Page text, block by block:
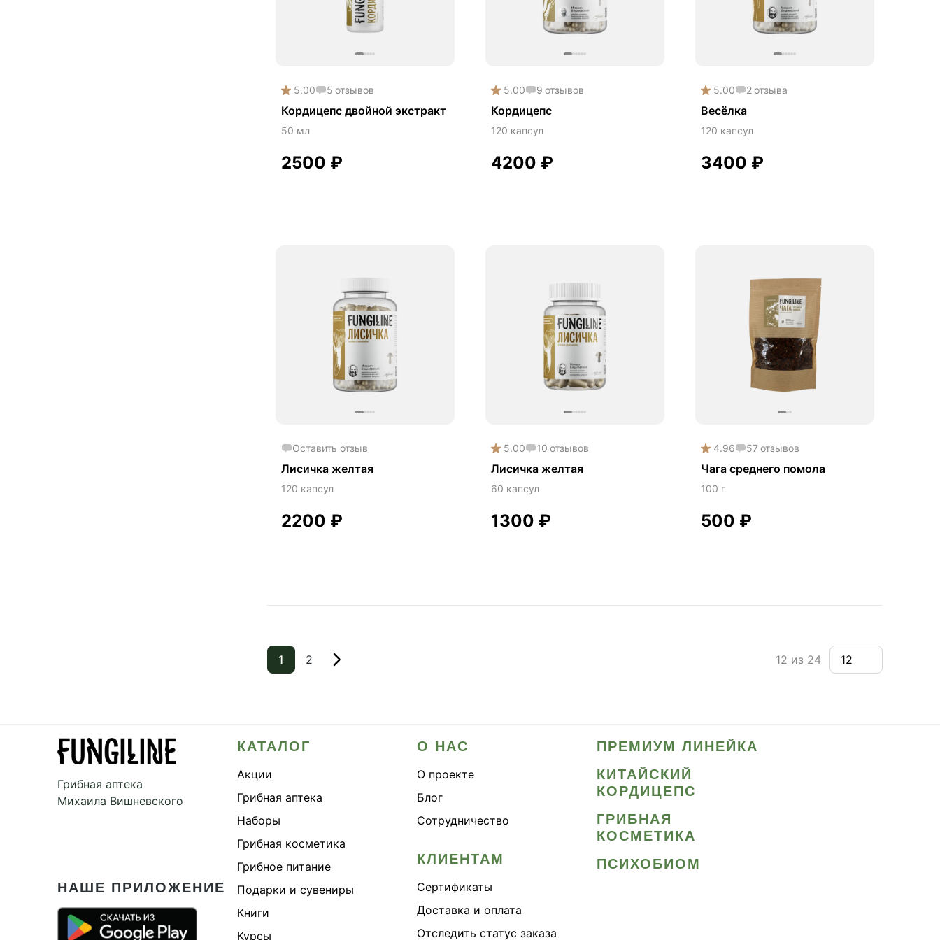
Энергия и выносливость
5.00 5 отзывов
Кордицепс двойной экстракт
50 мл
2500 ₽
5.00 9 отзывов
Кордицепс
120 капсул
4200 ₽
5.00 2отзыва
Весёлка
120 капсул
3400 ₽
Оставить отзыв
Лисичка желтая
120 капсул
2200 ₽
5.00 10 отзывов
Лисичка желтая
60 капсул
1300 ₽
4.96 57 отзывов
Чага среднего помола
100 г
500 ₽
12 из 24
1 2
Грибная аптека
Михаила Вишневского
НАШЕ ПРИЛОЖЕНИЕ
КАТАЛОГ
Акции
Грибная аптека
Наборы
Грибная косметика
Грибное питание
Подарки и сувениры
Книги
Курсы
О НАС
О проекте
Блог
Сотрудничество
КЛИЕНТАМ
Сертификаты
Доставка и оплата
Отследить статус заказа
ПРЕМИУМ ЛИНЕЙКА
КИТАЙСКИЙ
КОРДИЦЕПС
ГРИБНАЯ
КОСМЕТИКА
ПСИХОБИОМ